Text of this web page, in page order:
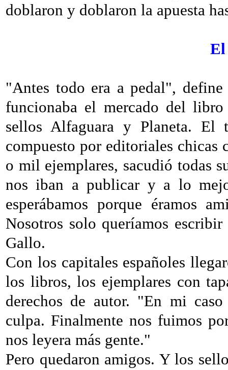
doblaron y doblaron la apuesta
El
"Antes todo era a pedal",
funcionaba el mercado del
sellos Alfaguara y Planeta. El
compuesto por editoriales chicas
o mil ejemplares, sacudió todas
nos iban a publicar y a lo
esperábamos porque éramos
Nosotros solo queríamos
Gallo.
Con los capitales españoles
los libros, los ejemplares con
derechos de autor. "En mi
culpa. Finalmente nos fuimos
nos leyera más gente."
Pero quedaron amigos. Y los